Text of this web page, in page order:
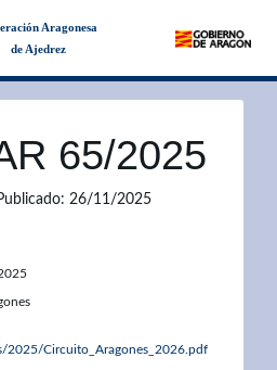
Aragonesa
de Ajedrez
65/2025
26/11/2025
2025/Circuito_Aragones_2026.pdf